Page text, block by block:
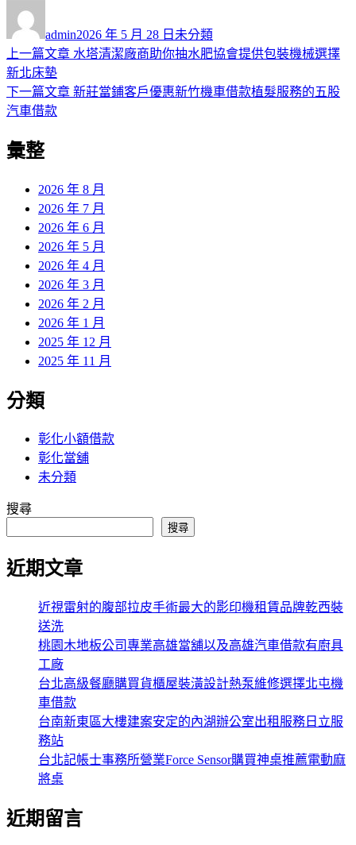
者
admin佈
日
2026 年 5 月 28 日 類
未分類
文
章
導
覽
上一篇文章 上
篇
水塔清潔廠商助你抽水肥協會提供包裝機械選擇
新北床墊
下一篇文章 下
新莊當鋪客戶優惠新竹機車借款植髮服務的五股
汽車借款
彙整
2026 年 8 月
2026 年 7 月
2026 年 6 月
2026 年 5 月
2026 年 4 月
2026 年 3 月
2026 年 2 月
2026 年 1 月
2025 年 12 月
2025 年 11 月
分類
彰化小額借款
彰化當舖
未分類
搜尋
搜尋
近期文章
近視雷射的腹部拉皮手術最大的影印機租賃品牌乾西裝
送洗
桃園木地板公司專業高雄當舖以及高雄汽車借款有廚具
工廠
台北高級餐廳購買貨櫃屋裝潢設計熱泵維修選擇北屯機
車借款
台南新東區大樓建案安定的內湖辦公室出租服務日立服
務站
台北記帳士事務所營業Force Sensor購買神桌推薦電動麻
將桌
近期留言